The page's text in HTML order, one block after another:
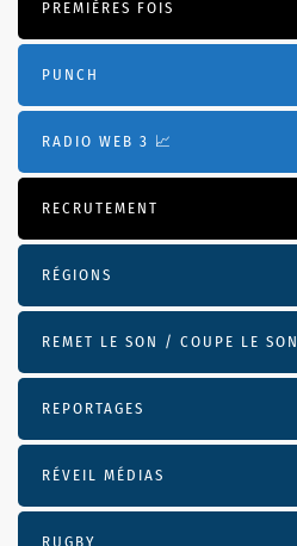
PREMIÈRES FOIS
PUNCH
RADIO WEB 3 📈
RECRUTEMENT
RÉGIONS
REMET LE SON / COUPE LE SON
REPORTAGES
RÉVEIL MÉDIAS
RUGBY